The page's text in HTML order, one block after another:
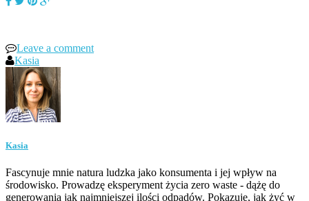
Leave a comment
Kasia
Kasia
Fascynuje mnie natura ludzka jako konsumenta i jej wpływ na
środowisko. Prowadzę eksperyment życia zero waste - dążę do
generowania jak najmniejszej ilości odpadów. Pokazuję, jak żyć w